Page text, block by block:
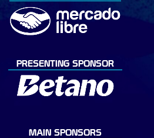
PRESENTING SPONSOR
MAIN SPONSORS